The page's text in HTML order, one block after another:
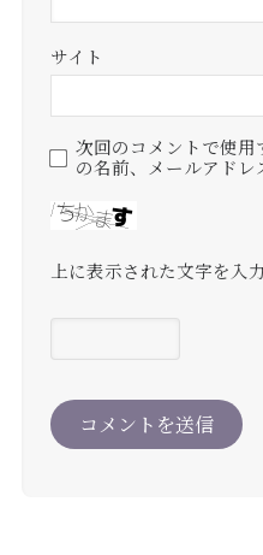
サイト
次回のコメントで使
の名前、メールアドレ
上に表示された文字を入